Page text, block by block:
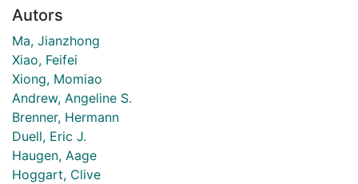
Autors
Ma, Jianzhong
Xiao, Feifei
Xiong, Momiao
Andrew, Angeline S.
Brenner, Hermann
Duell, Eric J.
Haugen, Aage
Hoggart, Clive